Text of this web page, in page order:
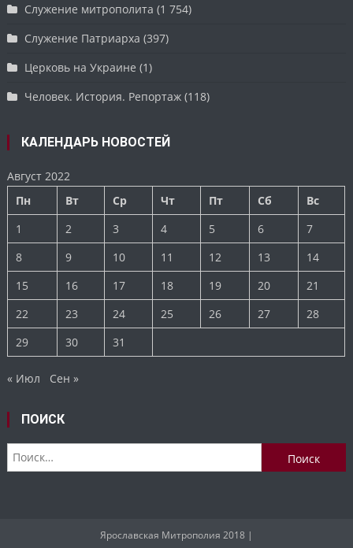
Служение митрополита (1 754)
Служение Патриарха (397)
Церковь на Украине (1)
Человек. История. Репортаж (118)
КАЛЕНДАРЬ НОВОСТЕЙ
Август 2022
Пн
Вт Ср Чт Пт Сб
Вс
1
2 3 4 5 6
7
8
9 10 11 12 13
14
15
16 17 18 19 20
21
22
23 24 25 26 27
28
29
30 31
« Июл Сен »
ПОИСК
Найти:
Ярославская Митрополия 2018 |